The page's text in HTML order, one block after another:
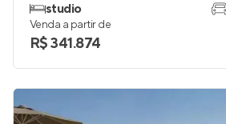
studio
Venda a partir de
R$ 341.874